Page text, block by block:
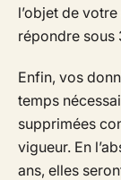
l’objet de
répondre sous
Enfin, vos
temps
supprimées
vigueur. En
ans, elles